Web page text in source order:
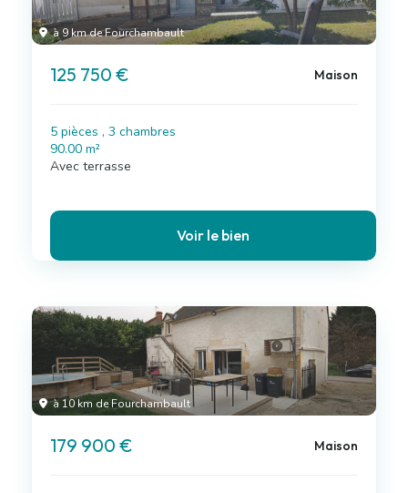
à 9 km de Fourchambault
125 750 € Maison
5 pièces , 3 chambres
90.00 m²
Avec terrasse
Voir le bien
à 10 km de Fourchambault
179 900 € Maison